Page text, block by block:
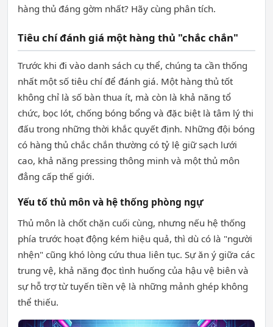
hàng thủ đáng gờm nhất? Hãy cùng phân tích.
Tiêu chí đánh giá một hàng thủ "chắc chắn"
Trước khi đi vào danh sách cụ thể, chúng ta cần thống
nhất một số tiêu chí để đánh giá. Một hàng thủ tốt
không chỉ là số bàn thua ít, mà còn là khả năng tổ
chức, bọc lót, chống bóng bổng và đặc biệt là tâm lý thi
đấu trong những thời khắc quyết định. Những đội bóng
có hàng thủ chắc chắn thường có tỷ lệ giữ sạch lưới
cao, khả năng pressing thông minh và một thủ môn
đẳng cấp thế giới.
Yếu tố thủ môn và hệ thống phòng ngự
Thủ môn là chốt chặn cuối cùng, nhưng nếu hệ thống
phía trước hoạt động kém hiệu quả, thì dù có là "người
nhện" cũng khó lòng cứu thua liên tục. Sự ăn ý giữa các
trung vệ, khả năng đọc tình huống của hậu vệ biên và
sự hỗ trợ từ tuyến tiền vệ là những mảnh ghép không
thể thiếu.